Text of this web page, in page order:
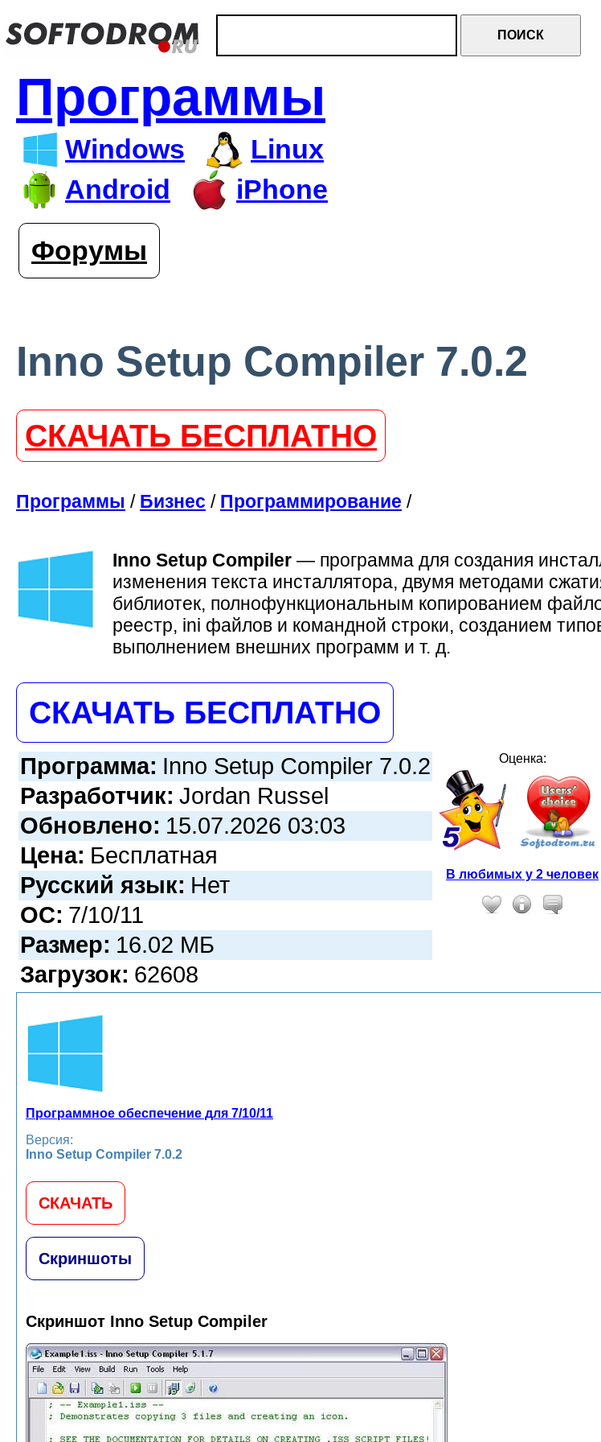
Программы
Windows
Linux
Android
iPhone
Форумы
Inno Setup Compiler 7.0.2
СКАЧАТЬ БЕСПЛАТНО
Программы / Бизнес / Программирование /
Inno Setup Compiler — программа для создания
изменения текста инсталлятора, двумя методами
библиотек, полнофункциональным копированием
реестр, ini файлов и командной строки, созданием
выполнением внешних программ и т. д.
СКАЧАТЬ БЕСПЛАТНО
Программа: Inno Setup Compiler 7.0.2
Разработчик: Jordan Russel
Обновлено: 15.07.2026 03:03
Цена: Бесплатная
Русский язык: Нет
ОС: 7/10/11
Размер: 16.02 МБ
Загрузок: 62608
Оценка:
В любимых у 2 человек
Программное обеспечение для 7/10/11
Версия:
Inno Setup Compiler 7.0.2
СКАЧАТЬ
Скриншоты
Скриншот Inno Setup Compiler